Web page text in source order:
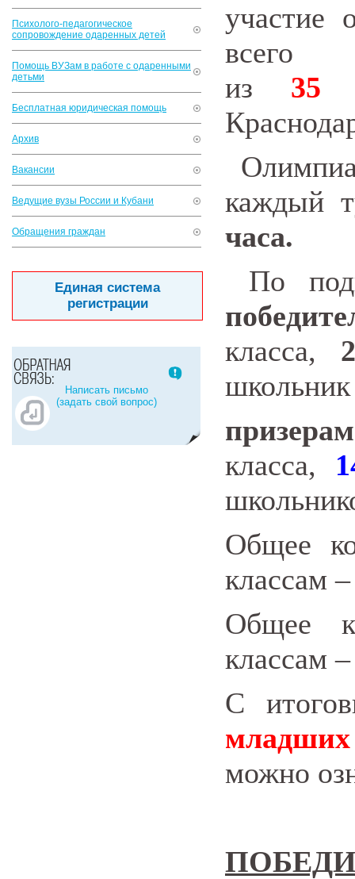
Психолого-педагогическое
сопровождение одаренных детей
Помощь ВУЗам в работе с одаренными
детьми
Бесплатная юридическая помощь
Архив
Вакансии
Ведущие вузы России и Кубани
Обращения граждан
Единая система
регистрации
Написать письмо
(задать свой вопрос)
участие
из 35
каждый
часа.
По
класса, 2
класса,
Общее
классам
Общее
классам
С
можно